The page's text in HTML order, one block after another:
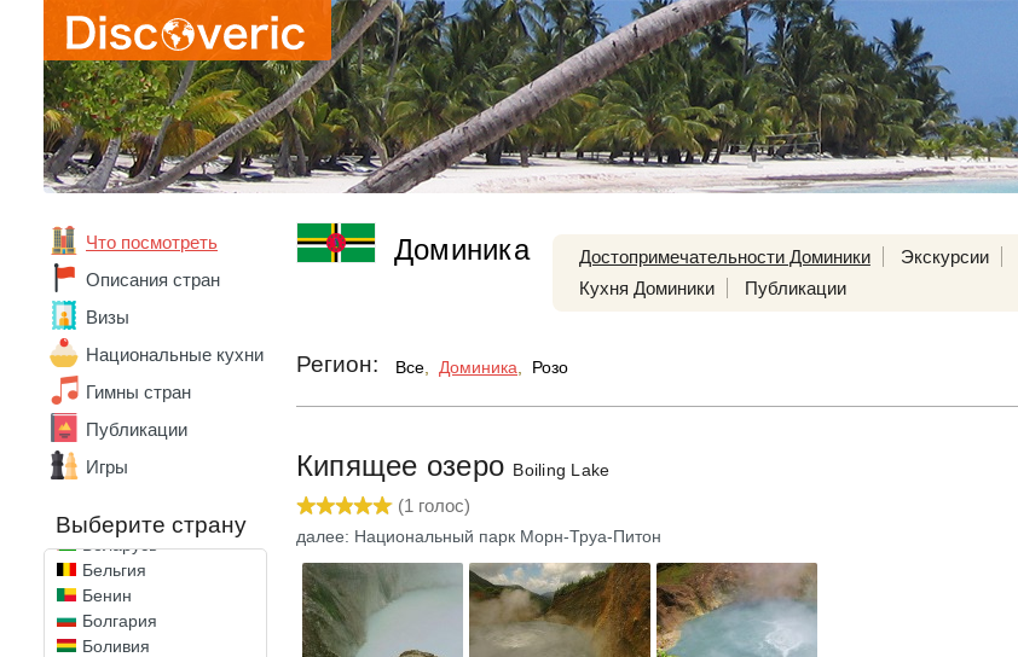
Что посмотреть
Описания стран
Визы
Национальные кухни
Гимны стран
Публикации
Игры
Выберите страну
Абхазия
Австрия
Азербайджан
Ангола
Андорра
Армения
Беларусь
Бельгия
Бенин
Болгария
Боливия
Доминика Достопримечательности Доминики Экскурсии
Кухня Доминики
Публикации
Регион: Все Доминика Розо
Кипящее озеро Boiling Lake
(1 голос)
далее: Национальный парк Морн-Труа-Питон